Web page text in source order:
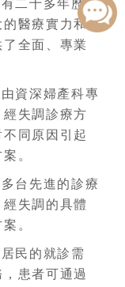
二十多年歷史
的醫療實力和
全面、專業
資深婦產科專
失調診療方
同原因引起
。
台先進的診療
失調的具體
。
民的就診需
，患者可通過